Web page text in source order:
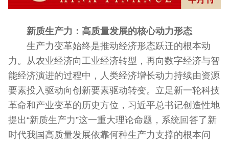
新质生产力：高质量发展的核心动力形态
生产力变革始终是推动经济形态跃迁的根本动
力。从农业经济向工业经济转型，再向数字经济与智
能经济演进的过程中，人类经济增长动力持续由资源
要素投入驱动向创新要素驱动转变。立足新一轮科技
革命和产业变革的历史方位，习近平总书记创造性地
提出“新质生产力”这一重大理论命题，系统回答了新
时代我国高质量发展依靠何种生产力支撑的根本问